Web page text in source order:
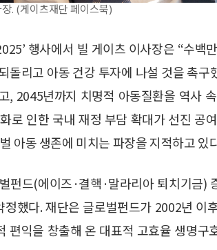
. (게이츠재단 페이스북)
행사에서 빌 게이츠 이사장은 “수백
돌리고 아동 건강 투자에 나설 것을 촉구
, 2045년까지 치명적 아동질환을 역사
로 인한 국내 재정 부담 확대가 선진 공
아동 생존에 미치는 파장을 지적하고 있
펀드(에이즈·결핵·말라리아 퇴치기금)
했다. 재단은 글로벌펀드가 2002년 이
편익을 창출해 온 대표적 고효율 생명구